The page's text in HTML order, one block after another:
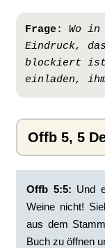
Frage: Wo in
Eindruck,
blockiert ist
einladen,
Offb 5, 5
Offb 5:5: ‭ Und
Weine nicht!
aus dem
Buch zu öffnen